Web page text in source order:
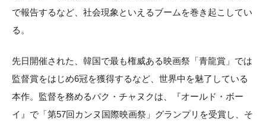
で報告するなど、社会現象といえるブームを巻き起こしてい
る。
先日開催された、韓国で最も権威ある映画祭「青龍賞」では
監督賞をはじめ6冠を獲得するなど、世界中を魅了している
本作。監督を務めるパク・チャヌクは、『オールド・ボー
イ』で「第57回カンヌ国際映画祭」グランプリを受賞し、そ